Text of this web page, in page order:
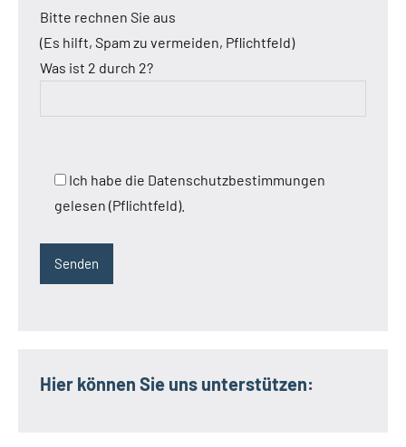
Bitte rechnen Sie aus
(Es hilft, Spam zu vermeiden, Pflichtfeld)
Was ist 2 durch 2?
Ich habe die Datenschutzbestimmungen
gelesen (Pflichtfeld).
Hier können Sie uns unterstützen: